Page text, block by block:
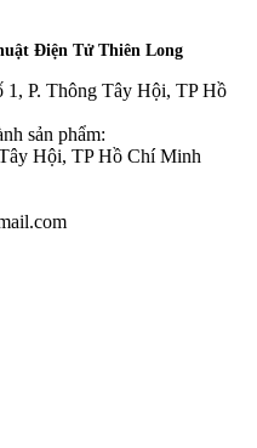
Điện Tử Thiên Long
P. Thông Tây Hội, TP Hồ
sản phẩm:
Hội, TP Hồ Chí Minh